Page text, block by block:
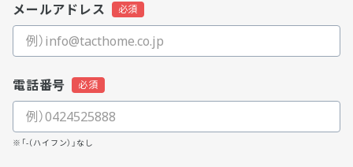
メールアドレス
電話番号
※「-（ハイフン）」なし